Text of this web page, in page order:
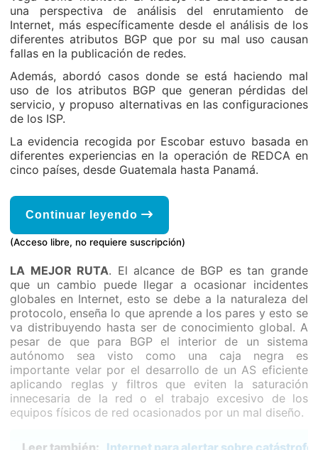
una perspectiva de análisis del enrutamiento de
Internet, más específicamente desde el análisis de los
diferentes atributos BGP que por su mal uso causan
fallas en la publicación de redes.
Además, abordó casos donde se está haciendo mal
uso de los atributos BGP que generan pérdidas del
servicio, y propuso alternativas en las configuraciones
de los ISP.
La evidencia recogida por Escobar estuvo basada en
diferentes experiencias en la operación de REDCA en
cinco países, desde Guatemala hasta Panamá.
Continuar leyendo
(Acceso libre, no requiere suscripción)
LA MEJOR RUTA. El alcance de BGP es tan grande
que un cambio puede llegar a ocasionar incidentes
globales en Internet, esto se debe a la naturaleza del
protocolo, enseña lo que aprende a los pares y esto se
va distribuyendo hasta ser de conocimiento global. A
pesar de que para BGP el interior de un sistema
autónomo sea visto como una caja negra es
importante velar por el desarrollo de un AS eficiente
aplicando reglas y filtros que eviten la saturación
innecesaria de la red o el trabajo excesivo de los
equipos físicos de red ocasionados por un mal diseño.
Leer también: Internet para alertar sobre